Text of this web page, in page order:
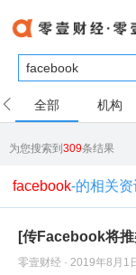
全部 机构
为您搜索到309条结果
facebook-的相关资
[传Facebook将
零壹财经 · 2019年8月1